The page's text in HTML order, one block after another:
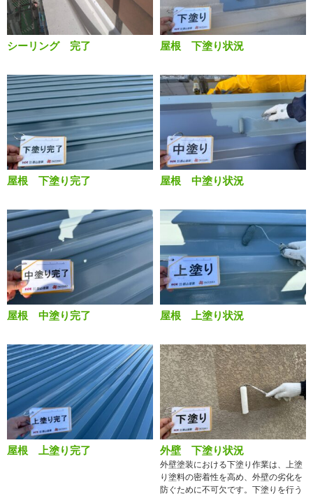
シーリング 完了 屋根 下塗り状況
屋根 下塗り完了 屋根 中塗り状況
屋根 中塗り完了 屋根 上塗り状況
屋根 上塗り完了 外壁 下塗り状況
外壁塗装における下塗り作業は、上塗
り塗料の密着性を高め、外壁の劣化を
防ぐために不可欠です。下塗りを行う